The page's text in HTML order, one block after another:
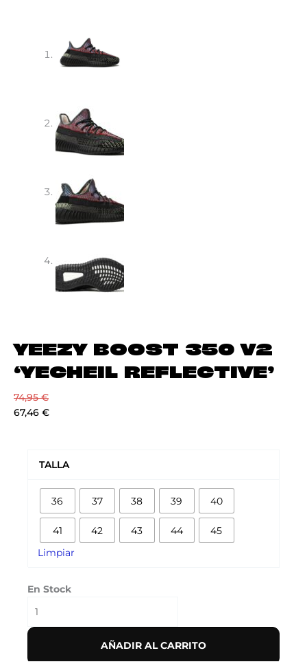
YEEZY BOOST 350 V2
‘YECHEIL REFLECTIVE’
74,95€
67,46 €
TALLA
36 37 38 39 40
41 42 43 44 45
Limpiar
En Stock
'YECHEIL
REFLECTIVE'
cantidad
AÑADIR AL CARRITO